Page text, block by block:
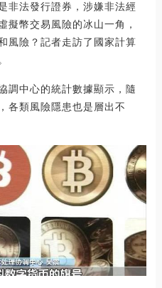
非法發行證券，涉嫌非法經
擬幣交易風險的冰山一角，
風險？記者走訪了國家計算
調中心的統計數據顯示，隨
各類風險隱患也是層出不